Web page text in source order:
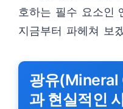
호하는 필수 요소인
지금부터 파헤쳐 보
광유(Mineral
과 현실적인